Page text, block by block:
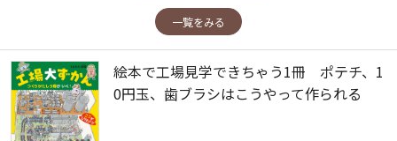
一覧をみる
絵本で工場見学できちゃう1冊 ポテチ、1
0円玉、歯ブラシはこうやって作られる